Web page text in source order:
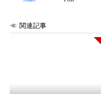
関連記事